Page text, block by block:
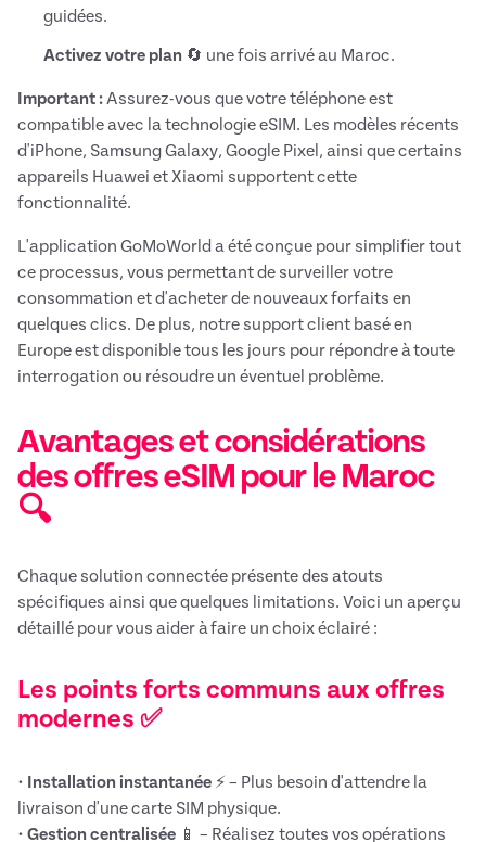
guidées.
Activez votre plan 🔄 une fois arrivé au Maroc.
Important : Assurez-vous que votre téléphone est
compatible avec la technologie eSIM. Les modèles récents
d'iPhone, Samsung Galaxy, Google Pixel, ainsi que certains
appareils Huawei et Xiaomi supportent cette
fonctionnalité.
L'application GoMoWorld a été conçue pour simplifier tout
ce processus, vous permettant de surveiller votre
consommation et d'acheter de nouveaux forfaits en
quelques clics. De plus, notre support client basé en
Europe est disponible tous les jours pour répondre à toute
interrogation ou résoudre un éventuel problème.
Avantages et considérations
des offres eSIM pour le Maroc
🔍
Chaque solution connectée présente des atouts
spécifiques ainsi que quelques limitations. Voici un aperçu
détaillé pour vous aider à faire un choix éclairé :
Les points forts communs aux offres
modernes ✅
• Installation instantanée ⚡ – Plus besoin d'attendre la
livraison d'une carte SIM physique.
• Gestion centralisée 📱 – Réalisez toutes vos opérations